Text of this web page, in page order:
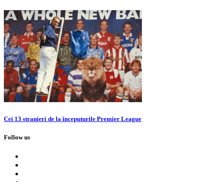
Cei 13 stranieri de la începuturile Premier League
Follow us